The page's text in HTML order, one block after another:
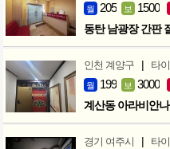
월 205 보 1500
동탄 남광장 간판
인천 계양구 | 타
월 199 보 3000
계산동 아라비안
경기 여주시 | 타